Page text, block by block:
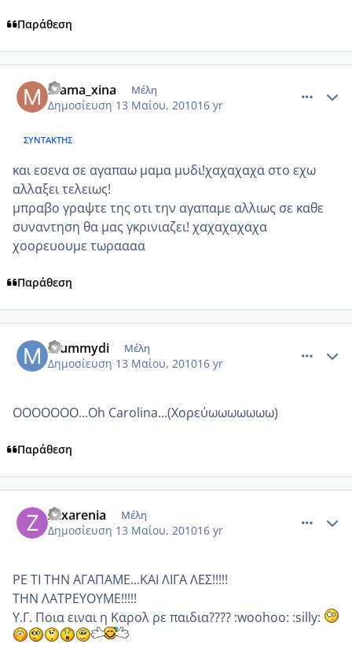
Παράθεση
mama_xina Μέλη
Δημοσίευση 13 Μαίου, 201016 yr
ΣΥΝΤΆΚΤΗΣ
και εσενα σε αγαπαω μαμα μυδι!χαχαχαχα στο εχω
αλλαξει τελειως!
μπραβο γραψτε της οτι την αγαπαμε αλλιως σε καθε
συναντηση θα μας γκρινιαζει! χαχαχαχαχα
χοορευουμε τωραααα
Παράθεση
mummydi Μέλη
Δημοσίευση 13 Μαίου, 201016 yr
ΟΟΟΟΟΟΟ...Οh Carolina...(Χορεύωωωωωωω)
Παράθεση
zaxarenia Μέλη
Δημοσίευση 13 Μαίου, 201016 yr
ΡΕ ΤΙ ΤΗΝ ΑΓΑΠΑΜΕ...ΚΑΙ ΛΙΓΑ ΛΕΣ!!!!!
ΤΗΝ ΛΑΤΡΕΥΟΥΜΕ!!!!!
Υ.Γ. Ποια ειναι η Καρολ ρε παιδια???? :woohoo: :silly: